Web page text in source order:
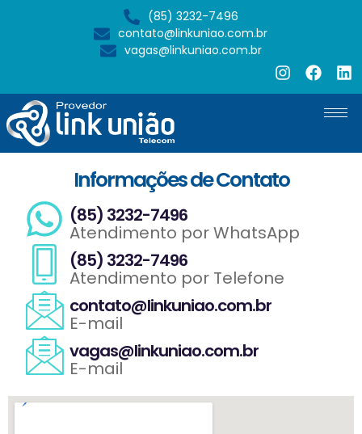
(85) 3232-7496
contato@linkuniao.com.br
vagas@linkuniao.com.br
Informações de Contato
(85) 3232-7496
Atendimento por WhatsApp
(85) 3232-7496
Atendimento por Telefone
contato@linkuniao.com.br
E-mail
vagas@linkuniao.com.br
E-mail